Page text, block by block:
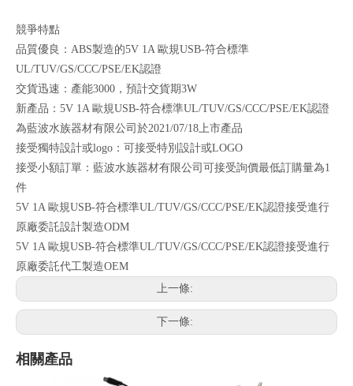
競爭特點
品質優良：ABS製造的5V 1A 歐規USB-符合標準
UL/TUV/GS/CCC/PSE/EK認證
交貨迅速：產能3000，預計交貨期3W
新產品：5V 1A 歐規USB-符合標準UL/TUV/GS/CCC/PSE/EK認證
為藍波水族器材有限公司於2021/07/18上市產品
接受獨特設計或logo：可接受特別設計或LOGO
接受小額訂單：藍波水族器材有限公司可接受詢價最低訂購量為1
件
5V 1A 歐規USB-符合標準UL/TUV/GS/CCC/PSE/EK認證接受進行
原廠委託設計製造ODM
5V 1A 歐規USB-符合標準UL/TUV/GS/CCC/PSE/EK認證接受進行
原廠委託代工製造OEM
上一條:
下一條:
相關產品